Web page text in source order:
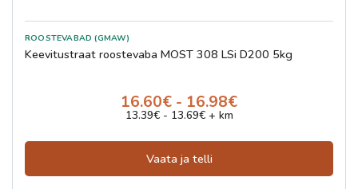
ROOSTEVABAD (GMAW)
Keevitustraat roostevaba MOST 308 LSi D200 5kg
16.60€ - 16.98€
13.39€ - 13.69€ + km
Vaata ja telli